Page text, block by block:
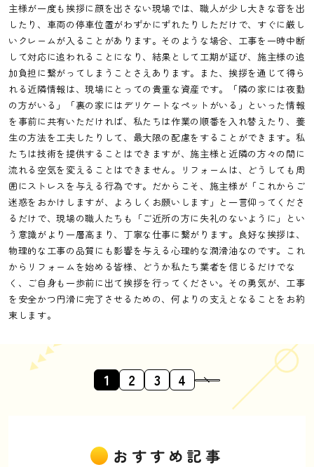
主様が一度も挨拶に顔を出さない現場では、職人が少し大きな音を出
したり、車両の停車位置がわずかにずれたりしただけで、すぐに厳し
いクレームが入ることがあります。そのような場合、工事を一時中断
して対応に追われることになり、結果として工期が延び、施主様の追
加負担に繋がってしまうことさえあります。また、挨拶を通じて得ら
れる近隣情報は、現場にとっての貴重な資産です。「隣の家には夜勤
の方がいる」「裏の家にはデリケートなペットがいる」といった情報
を事前に共有いただければ、私たちは作業の順番を入れ替えたり、養
生の方法を工夫したりして、最大限の配慮をすることができます。私
たちは技術を提供することはできますが、施主様と近隣の方々の間に
流れる空気を変えることはできません。リフォームは、どうしても周
囲にストレスを与える行為です。だからこそ、施主様が「これからご
迷惑をおかけしますが、よろしくお願いします」と一言仰ってくださ
るだけで、現場の職人たちも「ご近所の方に失礼のないように」とい
う意識がより一層高まり、丁寧な仕事に繋がります。良好な挨拶は、
物理的な工事の品質にも影響を与える心理的な潤滑油なのです。これ
からリフォームを始める皆様、どうか私たち業者を信じるだけでな
く、ご自身も一歩前に出て挨拶を行ってください。その勇気が、工事
を安全かつ円滑に完了させるための、何よりの支えとなることをお約
束します。
1 2 3 4
おすすめ記事